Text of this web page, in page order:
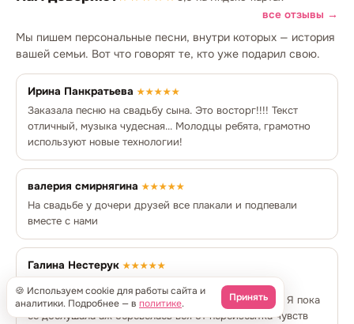
все отзывы →
Мы пишем персональные песни, внутри которых — история
вашей семьи. Вот что говорят те, кто уже подарил свою.
Ирина Панкратьева ★★★★★
Заказала песню на свадьбу сына. Это восторг!!!! Текст
отличный, музыка чудесная... Молодцы ребята, грамотно
используют новые технологии!
валерия смирнягина ★★★★★
На свадьбе у дочери друзей все плакали и подпевали
вместе с нами
Галина Нестерук ★★★★★
Заказала песню-поздравление на свадьбу внучке!!!
Испонение заказа превзошло все мои ожидания!!!! Я пока
её дослушала аж обревелась вся от переизбытка чувств
🍪 Используем cookie для работы сайта и
аналитики. Подробнее — в политике. Принять